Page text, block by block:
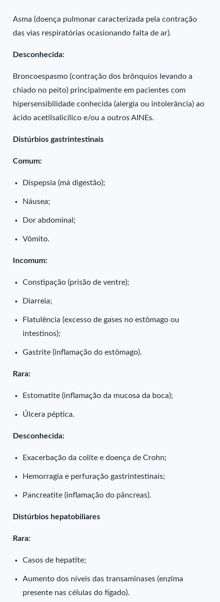
Asma (doença pulmonar caracterizada pela contração
das vias respiratórias ocasionando falta de ar).
Desconhecida:
Broncoespasmo (contração dos brônquios levando a
chiado no peito) principalmente em pacientes com
hipersensibilidade conhecida (alergia ou intolerância) ao
ácido acetilsalicílico e/ou a outros AINEs.
Distúrbios gastrintestinais
Comum:
Dispepsia (má digestão);
Náusea;
Dor abdominal;
Vômito.
Incomum:
Constipação (prisão de ventre);
Diarreia;
Flatulência (excesso de gases no estômago ou
intestinos);
Gastrite (inflamação do estômago).
Rara:
Estomatite (inflamação da mucosa da boca);
Úlcera péptica.
Desconhecida:
Exacerbação da colite e doença de Crohn;
Hemorragia e perfuração gastrintestinais;
Pancreatite (inflamação do pâncreas).
Distúrbios hepatobiliares
Rara:
Casos de hepatite;
Aumento dos níveis das transaminases (enzima
presente nas células do fígado).